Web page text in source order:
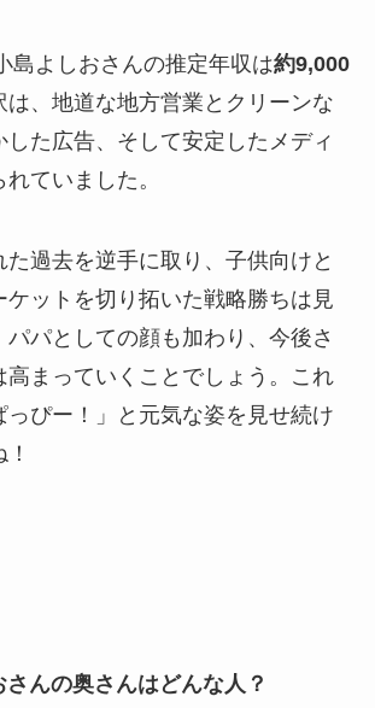
島よしおさんの推定年収は約9,000
は、地道な地方営業とクリーンな
した広告、そして安定したメディ
ていました。
過去を逆手に取り、子供向けと
ケットを切り拓いた戦略勝ちは見
パとしての顔も加わり、今後さ
高まっていくことでしょう。これ
っぴー！」と元気な姿を見せ続け
んの奥さんはどんな人？